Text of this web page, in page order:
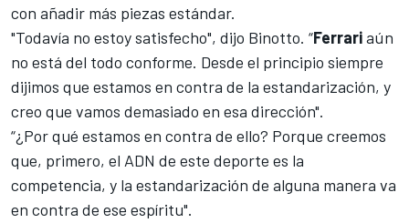
con añadir más piezas estándar.
"Todavía no estoy satisfecho", dijo Binotto. “Ferrariaún
no está del todo conforme. Desde el principio siempre
dijimos que estamos en contra de la estandarización, y
creo que vamos demasiado en esa dirección".
“¿Por qué estamos en contra de ello? Porque creemos
que, primero, el ADN de este deporte es la
competencia, y la estandarización de alguna manera va
en contra de ese espíritu".